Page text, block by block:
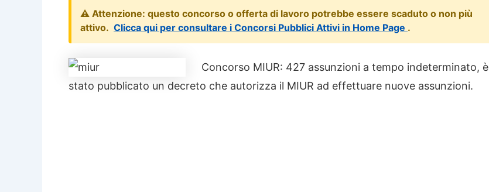
⚠️ Attenzione: questo concorso o offerta di lavoro potrebbe essere scaduto o non più
attivo. Clicca qui per consultare i Concorsi Pubblici Attivi in Home Page .
Concorso MIUR: 427 assunzioni a tempo indeterminato, è
stato pubblicato un decreto che autorizza il MIUR ad effettuare nuove assunzioni.